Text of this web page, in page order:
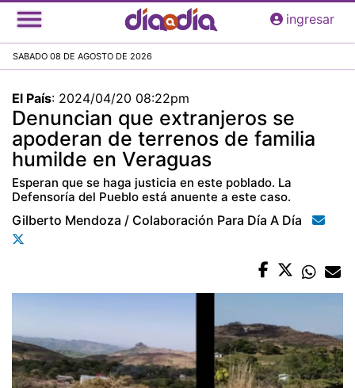
Pasar
al
principal
ingresar
SABADO 08 DE AGOSTO DE 2026
El País: 2024/04/20 08:22pm
Denuncian que extranjeros se
apoderan de terrenos de familia
humilde en Veraguas
Esperan que se haga justicia en este poblado. La
Defensoría del Pueblo está anuente a este caso.
Gilberto Mendoza / Colaboración Para Día A Día